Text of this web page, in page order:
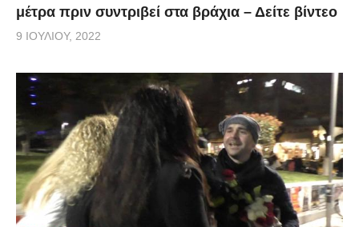
μέτρα πριν συντριβεί στα βράχια – Δείτε βίντεο
9 ΙΟΥΛΊΟΥ, 2022